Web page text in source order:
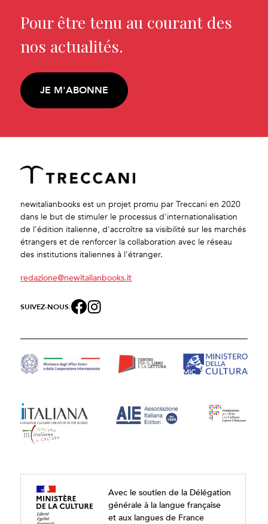
Pour être tenu au courant des
nos actualités.
JE M'ABONNE
newitalianbooks est un projet promu par Treccani en 2020
dans le but de stimuler le processus d'internationalisation
de l'édition italienne, d'accroître sa visibilité sur les marchés
étrangers et de renforcer la collaboration avec le réseau
des institutions italiennes à l'étranger.
redazione@newitalianbooks.it
SUIVEZ-NOUS:
Avec le soutien de la Délégation
générale à la langue française
et aux langues de France